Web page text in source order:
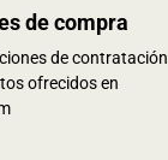
de compra
de contratación
ofrecidos en